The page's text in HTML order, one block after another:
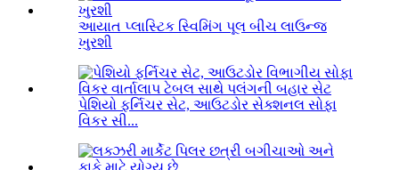
આયાત પ્લાસ્ટિક સ્વિમિંગ પૂલ બીચ લાઉન્જ
ખુરશી
પેશિયો ફર્નિચર સેટ, આઉટડોર સેક્શનલ સોફા
વિકર સી...